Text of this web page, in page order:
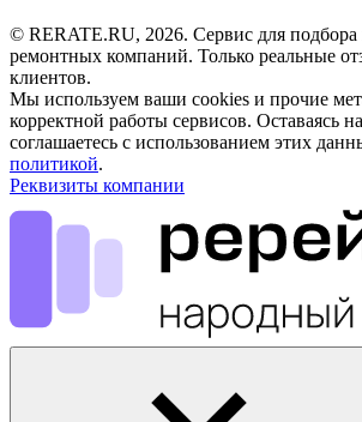
© RERATE.RU, 2026. Сервис для подбора
ремонтных компаний. Только реальные
клиентов.
Мы используем ваши cookies и прочие
корректной работы сервисов. Оставаясь
соглашаетесь с использованием этих
политикой.
Реквизиты компании